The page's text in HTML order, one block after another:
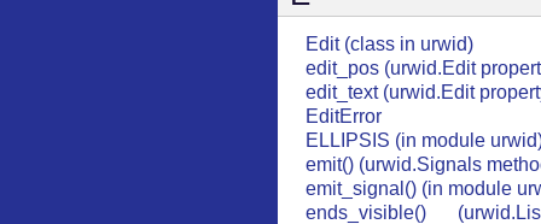
Edit (class in urwid)
edit_pos (urwid.Edit
edit_text (urwid.Edit
EditError
ELLIPSIS (in module
emit() (urwid.Signals
emit_signal() (in module
ends_visible()